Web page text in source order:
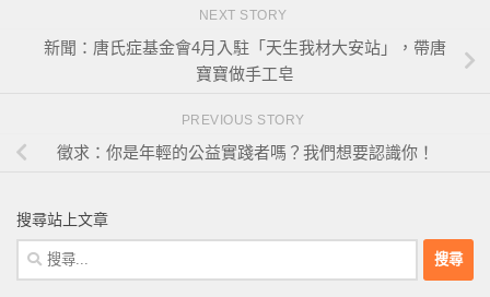
NEXT STORY
新聞：唐氏症基金會4月入駐「天生我材大安站」，帶唐
寶寶做手工皂
PREVIOUS STORY
徵求：你是年輕的公益實踐者嗎？我們想要認識你！
搜尋站上文章
搜
尋